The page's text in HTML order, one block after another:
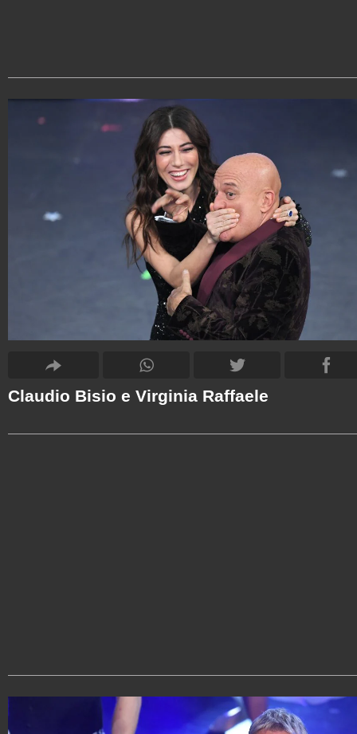
Claudio Bisio e Virginia Raffaele